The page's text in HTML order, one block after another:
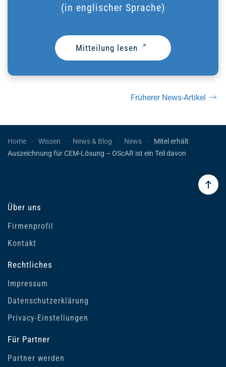
(in englischer Sprache)
Mitteilung lesen
Früherer News-Artikel
Home Wissen News & Blog News
Mitel erhält
Auszeichnung für CEM-Lösung – OScAR ist ein Teil davon
Über uns
Firmenprofil
Kontakt
Rechtliches
Impressum
Datenschutzerklärung
Privacy-Einstellungen
Für Partner
Partner werden